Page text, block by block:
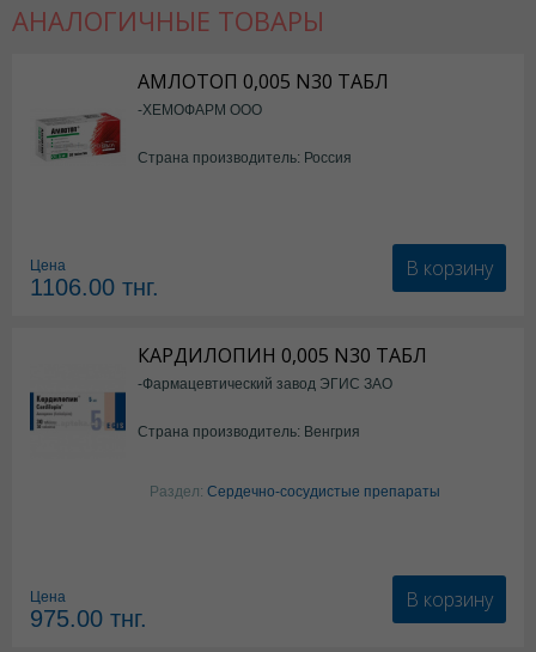
АНАЛОГИЧНЫЕ ТОВАРЫ
АМЛОТОП 0,005 N30 ТАБЛ
-ХЕМОФАРМ ООО
Страна производитель: Россия
Цена
1106.00 тнг.
В корзину
КАРДИЛОПИН 0,005 N30 ТАБЛ
-Фармацевтический завод ЭГИС ЗАО
Страна производитель: Венгрия
Раздел: Сердечно-сосудистые препараты
Цена
975.00 тнг.
В корзину